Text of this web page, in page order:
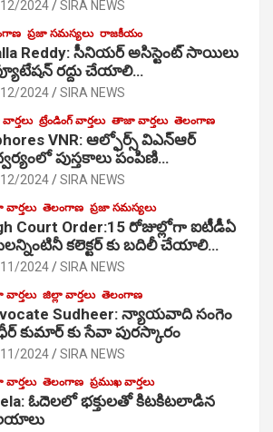
2024 SIRA NEWS
ప్రజా సమస్యలు రాజకీయం
Reddy: సీనియర్ అసిస్టెంట్ సాయిలు
రద్దు చేయాలి…
2024 SIRA NEWS
ట్రేండింగ్ వార్తలు తాజా వార్తలు తెలంగాణ
VNR: ఆల్ఫోర్స్ విఎన్ఆర్
పుస్తకాలు పంపిణి…
2024 SIRA NEWS
తెలంగాణ ప్రజా సమస్యలు
Court Order:15 రోజుల్లోగా ఐటీడీఏ
కలెక్టర్ కు బదిలీ చేయాలి…
2024 SIRA NEWS
జిల్లా వార్తలు తెలంగాణ
Sudheer: న్యాయవాది సంగెం
కుమార్ కు సేవా పురస్కారం
2024 SIRA NEWS
తెలంగాణ ప్రముఖ వార్తలు
ఓదెల‌లో భక్తులతో కిటకిటలాడిన